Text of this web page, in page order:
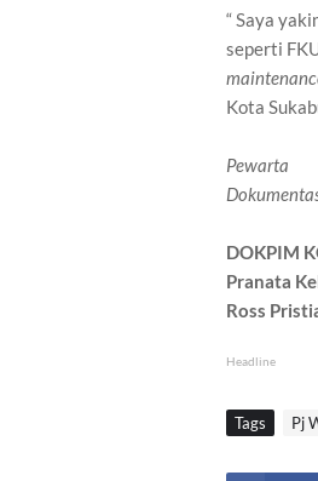
“ Saya
seperti
Kota
Pewarta :
DOKPIM
Pranata
Ross
Headline
Tags Pj